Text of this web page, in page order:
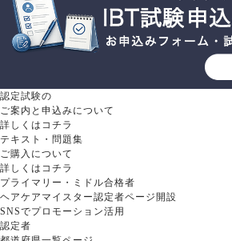
認定試験の
ご案内と申込みについて
詳しくはコチラ
テキスト・問題集
ご購入について
詳しくはコチラ
プライマリー・ミドル合格者
ヘアケアマイスター認定者ページ開設
SNSでプロモーション活用
認定者